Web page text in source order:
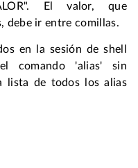
El valor, que
debe ir entre comillas.
en la sesión de shell
comando 'alias' sin
lista de todos los alias